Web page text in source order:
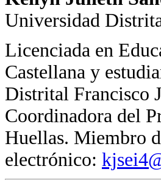
Universidad
Licenciada en
Castellana y
Distrital Francisco
Coordinadora del
Huellas. Miembro
electrónico: